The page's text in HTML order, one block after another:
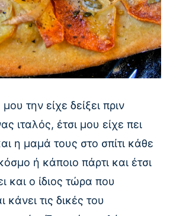
την είχε δείξει πριν
ιταλός, έτσι μου είχε πει
η μαμά τους στο σπίτι κάθε
ή κάποιο πάρτι και έτσι
και ο ίδιος τώρα που
τις δικές του